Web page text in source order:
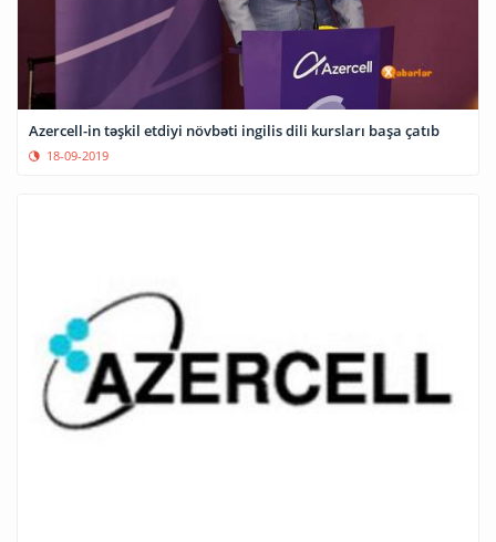
Azercell-in təşkil etdiyi növbəti ingilis dili kursları başa çatıb
18-09-2019